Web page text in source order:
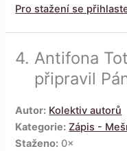
Pro stažení se
4.Antifona
připravil
Autor: Kolektiv autorů
Kategorie: Zápis -
Staženo: 0×